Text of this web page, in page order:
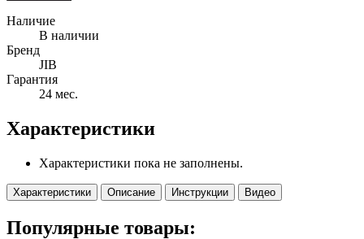
Наличие
В наличии
Бренд
JIB
Гарантия
24 мес.
Характеристики
Характеристики пока не заполнены.
Характеристики Описание Инструкции Видео
Популярные товары: